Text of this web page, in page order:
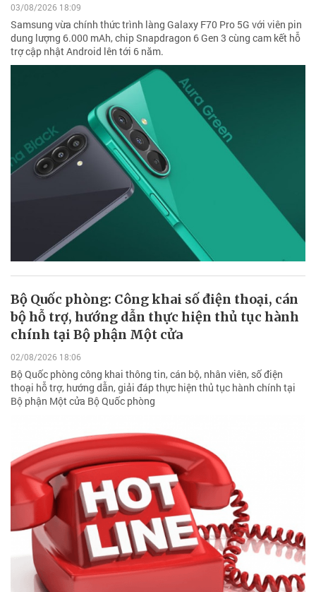
03/08/2026 18:09
Samsung vừa chính thức trình làng Galaxy F70 Pro 5G với viên pin
dung lượng 6.000 mAh, chip Snapdragon 6 Gen 3 cùng cam kết hỗ
trợ cập nhật Android lên tới 6 năm.
Bộ Quốc phòng: Công khai số điện thoại, cán
bộ hỗ trợ, hướng dẫn thực hiện thủ tục hành
chính tại Bộ phận Một cửa
02/08/2026 18:06
Bộ Quốc phòng công khai thông tin, cán bộ, nhân viên, số điện
thoại hỗ trợ, hướng dẫn, giải đáp thực hiện thủ tục hành chính tại
Bộ phận Một cửa Bộ Quốc phòng